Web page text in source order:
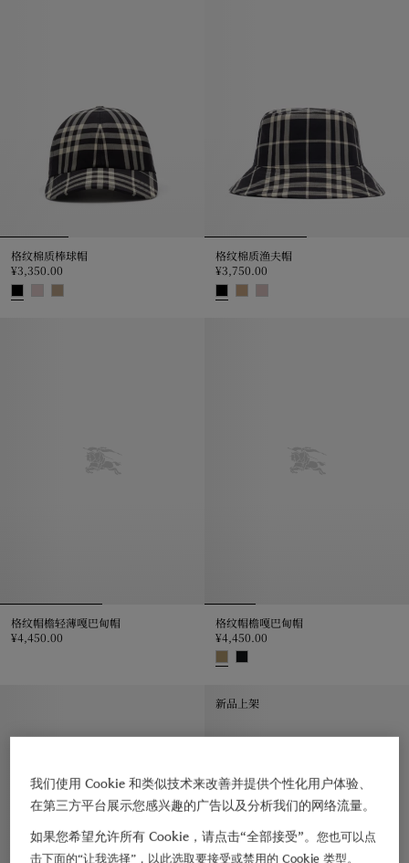
格纹棉质棒球帽
¥3,350.00
格纹棉质渔夫帽
¥3,750.00
格纹帽檐轻薄嘎巴甸帽
¥4,450.00
格纹帽檐嘎巴甸帽
¥4,450.00
新品上架
我们使用 Cookie 和类似技术来改善并提供个性化用户体验、
在第三方平台展示您感兴趣的广告以及分析我们的网络流量。
如果您希望允许所有 Cookie，请点击“全部接受”。您也可以点
击下面的“让我选择”，以此选取要接受或禁用的 Cookie 类型。